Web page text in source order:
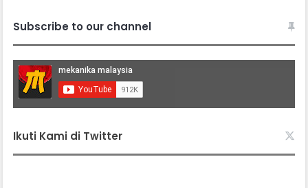
Subscribe to our channel
Ikuti Kami di Twitter